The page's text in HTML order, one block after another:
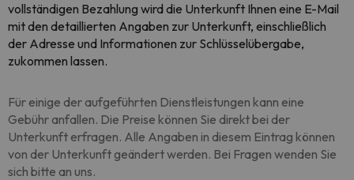
vollständigen Bezahlung wird die Unterkunft Ihnen eine E-Mail
mit den detaillierten Angaben zur Unterkunft, einschließlich
der Adresse und Informationen zur Schlüsselübergabe,
zukommen lassen.
Für einige der aufgeführten Dienstleistungen kann eine
Gebühr anfallen. Die Preise können Sie direkt bei der
Unterkunft erfragen. Alle Angaben in diesem Eintrag können
von der Unterkunft geändert werden. Bei Fragen wenden Sie
sich bitte an uns.